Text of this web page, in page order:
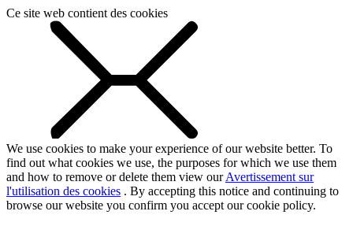
Ce site web contient des cookies
We use cookies to make your experience of our website better. To
find out what cookies we use, the purposes for which we use them
and how to remove or delete them view ourAvertissement sur
l'utilisation des cookies . By accepting this notice and continuing to
browse our website you confirm you accept our cookie policy.